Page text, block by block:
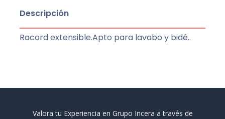
Descripción
Racord extensible.Apto para lavabo y bidé..
Valora tu Experiencia en Grupo Incera a través de